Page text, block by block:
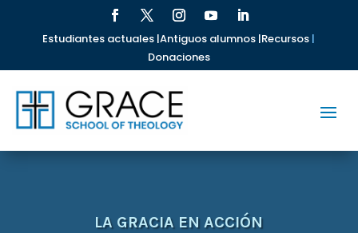
Estudiantes actuales |Antiguos alumnos |Recursos |
Donaciones
LA GRACIA EN ACCIÓN